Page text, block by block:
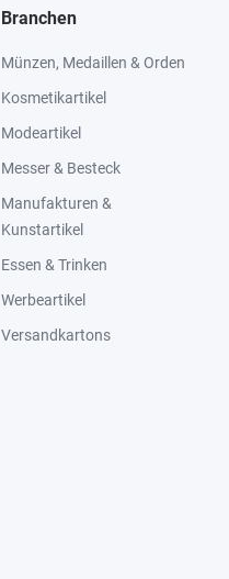
Branchen
Münzen, Medaillen & Orden
Kosmetikartikel
Modeartikel
Messer & Besteck
Manufakturen &
Kunstartikel
Essen & Trinken
Werbeartikel
Versandkartons